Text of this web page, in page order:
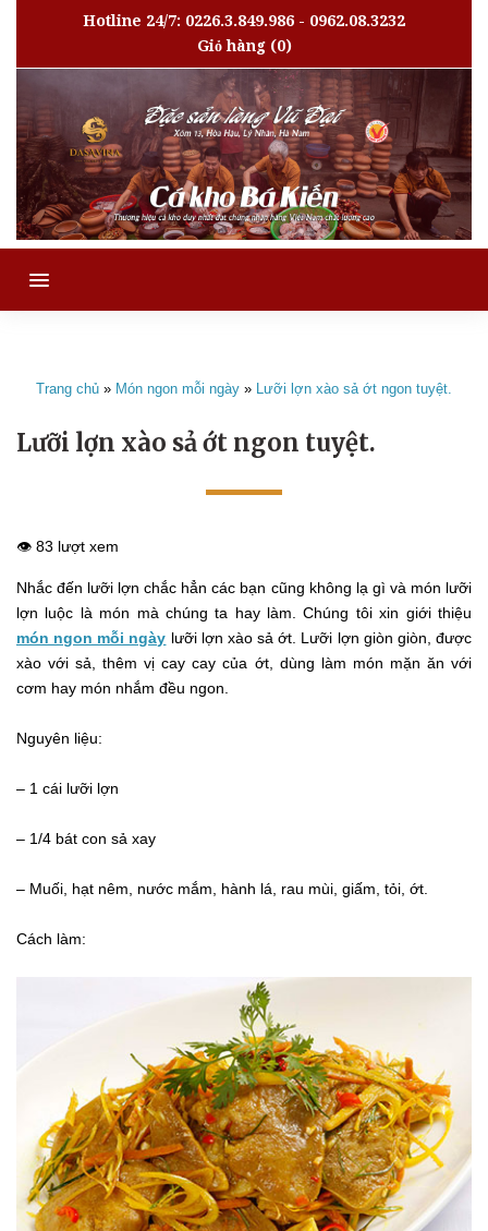
Hotline 24/7: 0226.3.849.986 - 0962.08.3232
Giỏ hàng(0)
MENU
Trang chủ » Món ngon mỗi ngày » Lưỡi lợn xào sả ớt ngon tuyệt.
Lưỡi lợn xào sả ớt ngon tuyệt.
👁️ 83 lượt xem
Nhắc đến lưỡi lợn chắc hẳn các bạn cũng không lạ gì và món lưỡi
lợn luộc là món mà chúng ta hay làm. Chúng tôi xin giới thiệu
món ngon mỗi ngày lưỡi lợn xào sả ớt. Lưỡi lợn giòn giòn, được
xào với sả, thêm vị cay cay của ớt, dùng làm món mặn ăn với
cơm hay món nhắm đều ngon.
Nguyên liệu:
– 1 cái lưỡi lợn
– 1/4 bát con sả xay
– Muối, hạt nêm, nước mắm, hành lá, rau mùi, giấm, tỏi, ớt.
Cách làm: